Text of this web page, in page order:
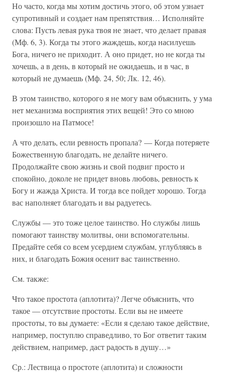
Но часто, когда мы хотим достичь этого, об этом узнает
супротивный и создает нам препятствия… Исполняйте
слова: Пусть левая рука твоя не знает, что делает правая
(Мф. 6, 3). Когда ты этого жаждешь, когда насилуешь
Бога, ничего не приходит. А оно придет, но не когда ты
хочешь, а в день, в который не ожидаешь, и в час, в
который не думаешь (Мф. 24, 50; Лк. 12, 46).
В этом таинство, которого я не могу вам объяснить, у ума
нет механизма восприятия этих вещей! Это со мною
произошло на Патмосе!
А что делать, если ревность пропала? — Когда потеряете
Божественную благодать, не делайте ничего.
Продолжайте свою жизнь и свой подвиг просто и
спокойно, доколе не придет вновь любовь, ревность к
Богу и жажда Христа. И тогда все пойдет хорошо. Тогда
вас наполняет благодать и вы радуетесь.
Службы — это тоже целое таинство. Но службы лишь
помогают таинству молитвы, они вспомогательны.
Предайте себя со всем усердием службам, углубляясь в
них, и благодать Божия осенит вас таинственно.
См. также:
Что такое простота (аплотита)? Легче объяснить, что
такое — отсутствие простоты. Если вы не имеете
простоты, то вы думаете: «Если я сделаю такое действие,
например, поступлю справедливо, то Бог ответит таким
действием, например, даст радость в душу…»
Ср.: Лествица о простоте (аплотита) и сложности